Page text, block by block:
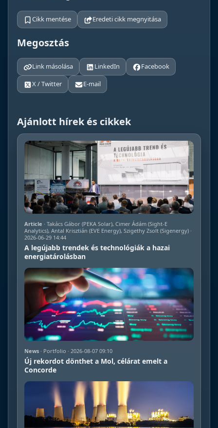
Cikk mentése Eredeti cikk megnyitása
Megosztás
Link másolása LinkedIn
Facebook
X / Twitter
E-mail
Ajánlott hírek és cikkek
Article · Takács Gábor (PEKA Solar), Cimer Ádám (Sight-E
Analytics), Antal Krisztián (EVE Energy), Szigethy Zsolt (Sigenergy) ·
2026-06-29 14:44
A legújabb trendek és technológiák a hazai
energiatárolásban
News · Portfolio · 2026-08-07 09:10
Új rekordot dönthet a Mol, célárat emelt a
Concorde